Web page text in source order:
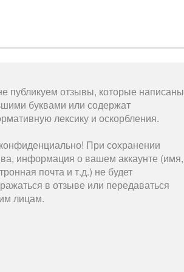
публикуем отзывы, которые написаны
буквами или содержат
лексику и оскорбления.
При сохранении
информация о вашем аккаунте (имя,
почта и т.д.) не будет
в отзыве или передаваться
лицам.